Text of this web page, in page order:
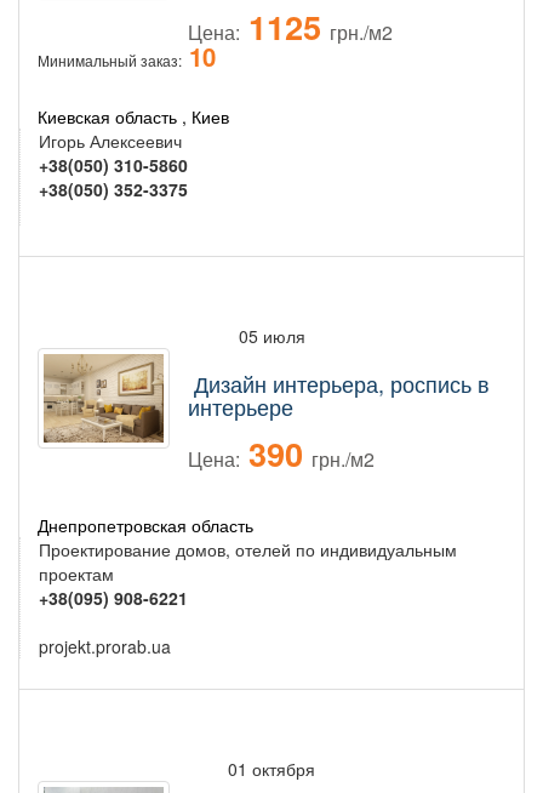
Цена: 1125 грн./м2
Минимальный заказ: 10
Киевская область , Киев
Игорь Алексеевич
+38(050) 310-5860
+38(050) 352-3375
05 июля
Дизайн интерьера, роспись в
интерьере
Цена: 390 грн./м2
Днепропетровская область
Проектирование домов, отелей по индивидуальным
проектам
+38(095) 908-6221
projekt.prorab.ua
01 октября